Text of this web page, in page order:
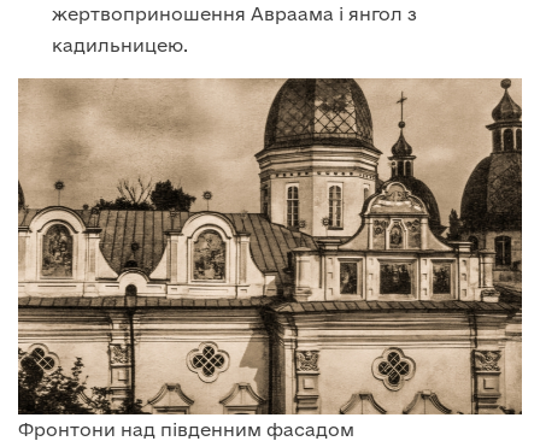
жертвоприношення Авраама і янгол з
кадильницею.
Фронтони над південним фасадом